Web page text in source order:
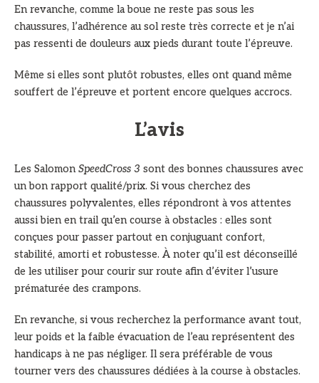
En revanche, comme la boue ne reste pas sous les
chaussures, l’adhérence au sol reste très correcte et je n’ai
pas ressenti de douleurs aux pieds durant toute l’épreuve.
Même si elles sont plutôt robustes, elles ont quand même
souffert de l’épreuve et portent encore quelques accrocs.
L’avis
Les SalomonSpeedCross 3 sont des bonnes chaussures avec
un bon rapport qualité/prix. Si vous cherchez des
chaussures polyvalentes, elles répondront à vos attentes
aussi bien en trail qu’en course à obstacles : elles sont
conçues pour passer partout en conjuguant confort,
stabilité, amorti et robustesse. À noter qu’il est déconseillé
de les utiliser pour courir sur route afin d’éviter l’usure
prématurée des crampons.
En revanche, si vous recherchez la performance avant tout,
leur poids et la faible évacuation de l’eau représentent des
handicaps à ne pas négliger. Il sera préférable de vous
tourner vers des chaussures dédiées à la course à obstacles.